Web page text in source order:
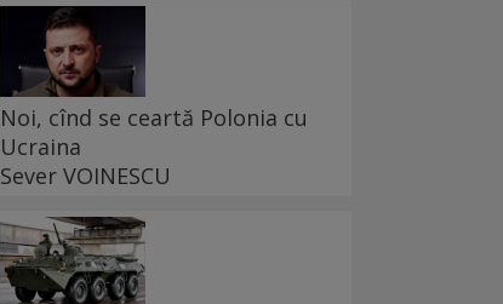
Noi, cînd se ceartă Polonia cu
Ucraina
Sever VOINESCU